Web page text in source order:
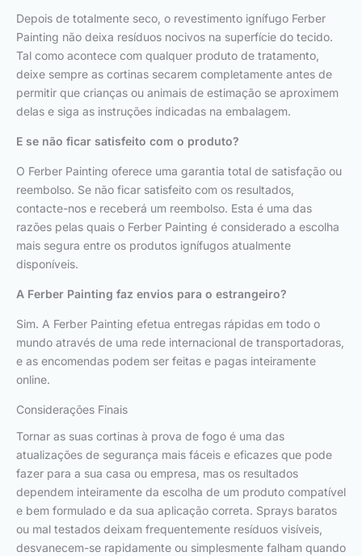
Depois de totalmente seco, o revestimento ignífugo Ferber
Painting não deixa resíduos nocivos na superfície do tecido.
Tal como acontece com qualquer produto de tratamento,
deixe sempre as cortinas secarem completamente antes de
permitir que crianças ou animais de estimação se aproximem
delas e siga as instruções indicadas na embalagem.
E se não ficar satisfeito com o produto?
O Ferber Painting oferece uma garantia total de satisfação ou
reembolso. Se não ficar satisfeito com os resultados,
contacte-nos e receberá um reembolso. Esta é uma das
razões pelas quais o Ferber Painting é considerado a escolha
mais segura entre os produtos ignífugos atualmente
disponíveis.
A Ferber Painting faz envios para o estrangeiro?
Sim. A Ferber Painting efetua entregas rápidas em todo o
mundo através de uma rede internacional de transportadoras,
e as encomendas podem ser feitas e pagas inteiramente
online.
Considerações Finais
Tornar as suas cortinas à prova de fogo é uma das
atualizações de segurança mais fáceis e eficazes que pode
fazer para a sua casa ou empresa, mas os resultados
dependem inteiramente da escolha de um produto compatível
e bem formulado e da sua aplicação correta. Sprays baratos
ou mal testados deixam frequentemente resíduos visíveis,
desvanecem-se rapidamente ou simplesmente falham quando